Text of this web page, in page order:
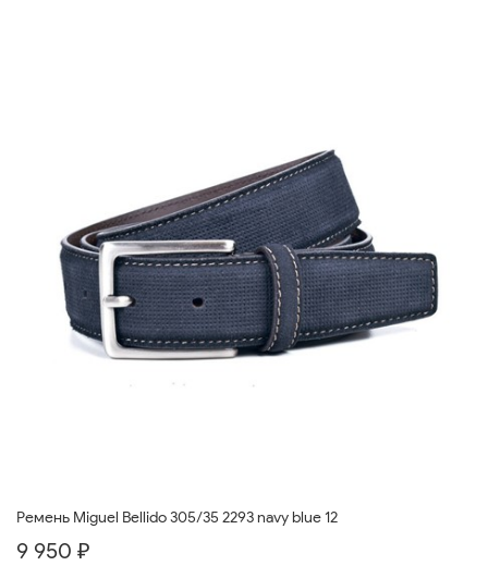
Ремень Miguel Bellido 305/35 2293 navy blue 12
9 950 ₽